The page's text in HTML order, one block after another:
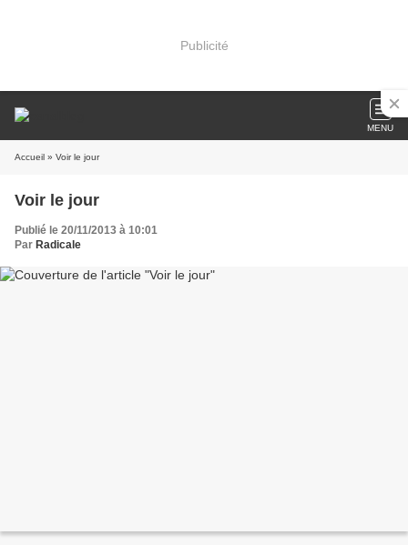
Publicité
MENU
Accueil » Voir le jour
Voir le jour
Publié le 20/11/2013 à 10:01
Par Radicale